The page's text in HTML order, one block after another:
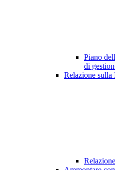
Piano
di
Relazione sulla